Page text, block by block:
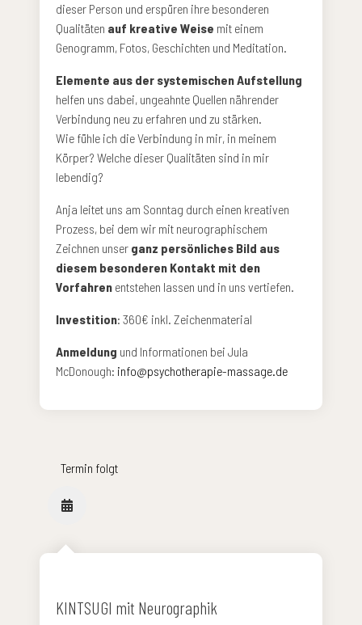
dieser Person und erspüren ihre besonderen
Qualitäten auf kreative Weise mit einem
Genogramm, Fotos, Geschichten und Meditation.
Elemente aus der systemischen Aufstellung
helfen uns dabei, ungeahnte Quellen nährender
Verbindung neu zu erfahren und zu stärken.
Wie fühle ich die Verbindung in mir, in meinem
Körper? Welche dieser Qualitäten sind in mir
lebendig?
Anja leitet uns am Sonntag durch einen kreativen
Prozess, bei dem wir mit neurographischem
Zeichnen unser ganz persönliches Bild aus
diesem besonderen Kontakt mit den
Vorfahrenentstehen lassen und in uns vertiefen.
Investition: 360€ inkl. Zeichenmaterial
Anmeldung und Informationen bei Jula
McDonough: info@psychotherapie-massage.de
Termin folgt
KINTSUGI mit Neurographik